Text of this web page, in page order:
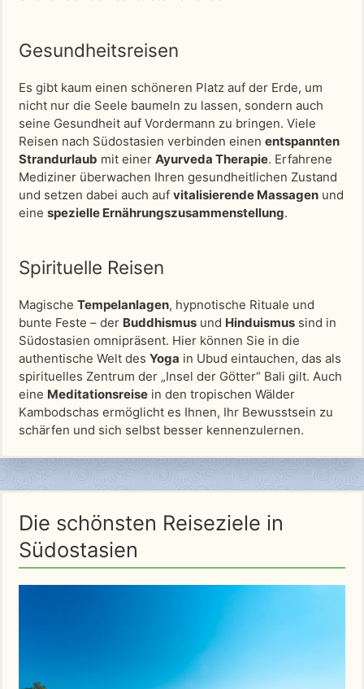
Gesundheitsreisen
Es gibt kaum einen schöneren Platz auf der Erde, um
nicht nur die Seele baumeln zu lassen, sondern auch
seine Gesundheit auf Vordermann zu bringen. Viele
Reisen nach Südostasien verbinden einen entspannten
Strandurlaub mit einer Ayurveda Therapie. Erfahrene
Mediziner überwachen Ihren gesundheitlichen Zustand
und setzen dabei auch auf vitalisierende Massagen und
eine spezielle Ernährungszusammenstellung.
Spirituelle Reisen
Magische Tempelanlagen, hypnotische Rituale und
bunte Feste – der Buddhismus und Hinduismus sind in
Südostasien omnipräsent. Hier können Sie in die
authentische Welt des Yoga in Ubud eintauchen, das als
spirituelles Zentrum der „Insel der Götter“ Bali gilt. Auch
eine Meditationsreise in den tropischen Wälder
Kambodschas ermöglicht es Ihnen, Ihr Bewusstsein zu
schärfen und sich selbst besser kennenzulernen.
Die schönsten Reiseziele in
Südostasien